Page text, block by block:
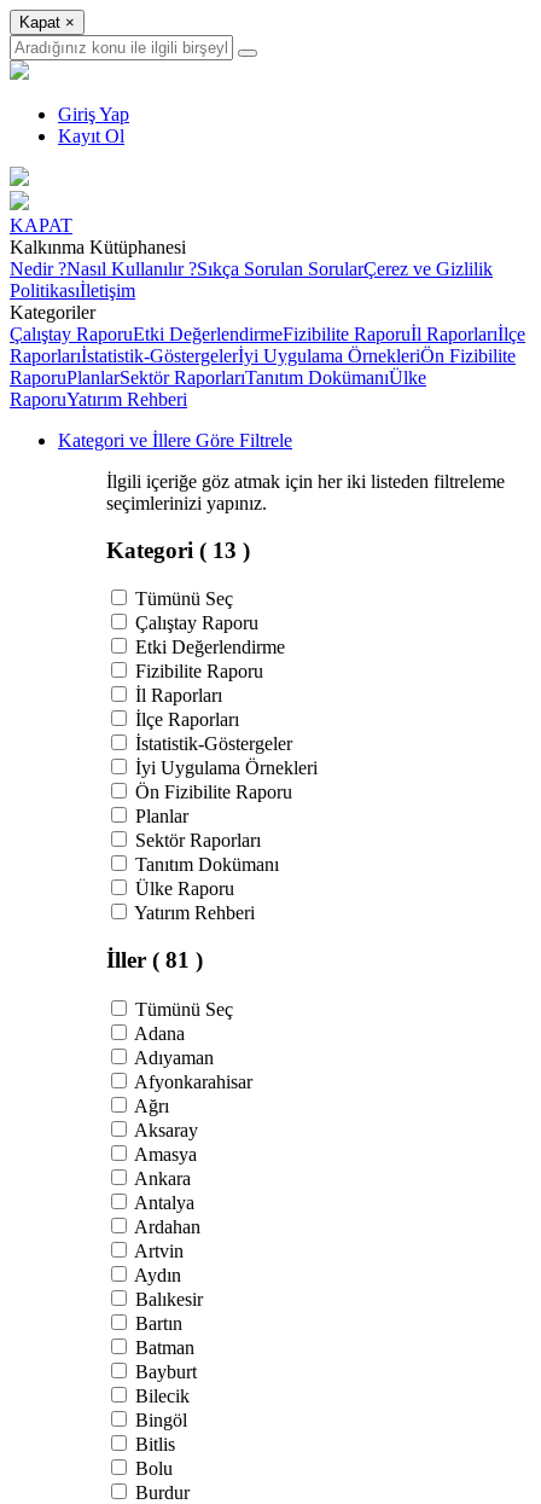
Kapat ×
Giriş Yap
Kayıt Ol
KAPAT
Kalkınma Kütüphanesi
Nedir ?Nasıl Kullanılır ?Sıkça Sorulan SorularÇerez ve Gizlilik
Politikasıİletişim
Kategoriler
Çalıştay RaporuEtki DeğerlendirmeFizibilite Raporuİl Raporlarıİlçe
Raporlarıİstatistik-Göstergelerİyi Uygulama ÖrnekleriÖn Fizibilite
RaporuPlanlarSektör RaporlarıTanıtım DokümanıÜlke
RaporuYatırım Rehberi
Kategori ve İllere Göre Filtrele
İlgili içeriğe göz atmak için her iki listeden filtreleme
seçimlerinizi yapınız.
Kategori ( 13 )
Tümünü Seç
Çalıştay Raporu
Etki Değerlendirme
Fizibilite Raporu
İl Raporları
İlçe Raporları
İstatistik-Göstergeler
İyi Uygulama Örnekleri
Ön Fizibilite Raporu
Planlar
Sektör Raporları
Tanıtım Dokümanı
Ülke Raporu
Yatırım Rehberi
İller ( 81 )
Tümünü Seç
Adana
Adıyaman
Afyonkarahisar
Ağrı
Aksaray
Amasya
Ankara
Antalya
Ardahan
Artvin
Aydın
Balıkesir
Bartın
Batman
Bayburt
Bilecik
Bingöl
Bitlis
Bolu
Burdur